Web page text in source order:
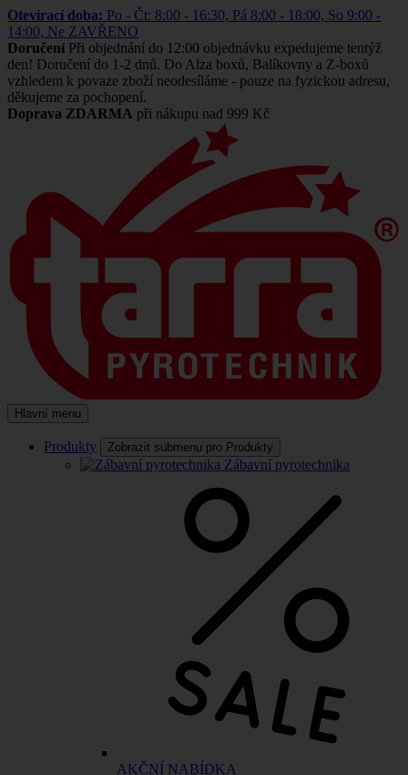
Otevírací doba: Po - Čt: 8:00 - 16:30, Pá 8:00 - 18:00, So 9:00 -
14:00, Ne ZAVŘENO
Doručení Při objednání do 12:00 objednávku expedujeme tentýž
den! Doručení do 1-2 dnů. Do Alza boxů, Balíkovny a Z-boxů
vzhledem k povaze zboží neodesíláme - pouze na fyzickou adresu,
děkujeme za pochopení.
Doprava ZDARMA při nákupu nad 999 Kč
Hlavní menu
Produkty Zobrazit submenu pro Produkty
Zábavní pyrotechnika
AKČNÍ NABÍDKA